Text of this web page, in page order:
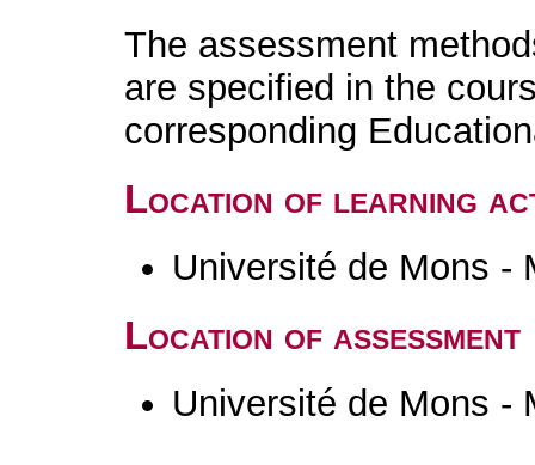
The assessment
are specified in the
corresponding
Location of learning
Université de Mons -
Location of assessment
Université de Mons -